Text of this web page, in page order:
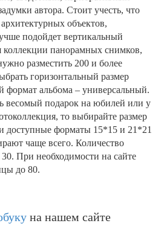
автора. Стоит учесть, что
объектов,
подойдет вертикальный
панорамных снимков,
разместить 200 и более
горизонтальный размер
формат альбома – универсальный.
весомый подарок на юбилей или у
то выбирайте размер
доступные форматы 15*15 и 21*21
чаще всего. Количество
При необходимости на сайте
до 80.
на нашем сайте